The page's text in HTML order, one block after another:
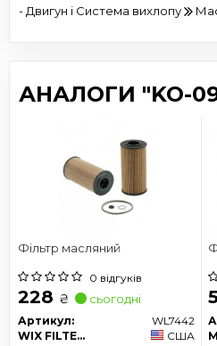
- Двигун і Система вихлопу
АНАЛОГИ "KO-
Фільтр масляний
0 відгуків
228 ₴ сьогодні
Артикул:
WL7442
WIX FILTERS
США